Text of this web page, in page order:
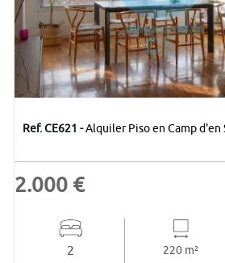
Ref. CE621 -Alquiler Piso en Camp d'en
220 m²
2
2.000 €